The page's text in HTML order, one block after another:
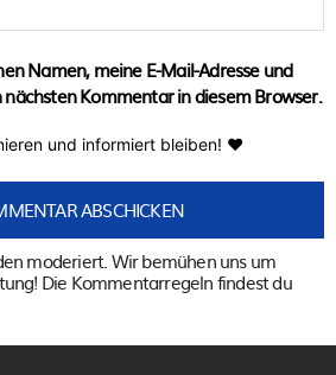
Namen, meine E-Mail-Adresse und
Kommentar in diesem Browser.
und informiert bleiben! ♥
moderiert. Wir bemühen uns um
Die Kommentarregeln findest du